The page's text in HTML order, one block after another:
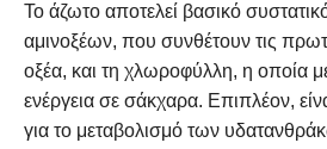
Το άζωτο αποτελεί βασικό
αμινοξέων, που συνθέτουν τις
οξέα, και τη χλωροφύλλη, η οποία
ενέργεια σε σάκχαρα. Επιπλέον,
για το μεταβολισμό των